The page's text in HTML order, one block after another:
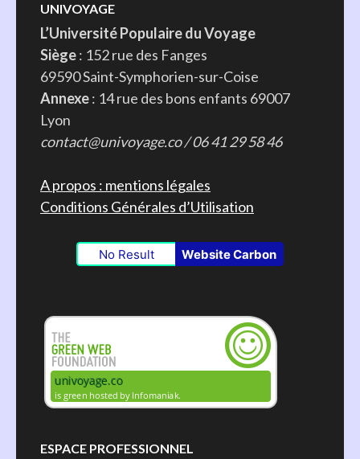
UNIVOYAGE
L’Université Populaire du Voyage
Siège: 152 rue des Fanges
69590 Saint-Symphorien-sur-Coise
Annexe: 14 rue des bons enfants 69007
Lyon
contact@univoyage.co / 06 41 29 58 46
A propos : mentions légales
Conditions Générales d’Utilisation
No Result Website Carbon
ESPACE PROFESSIONNEL